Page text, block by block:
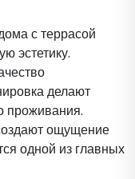
с террасой
эстетику.
делают
проживания.
ощущение
одной из главных